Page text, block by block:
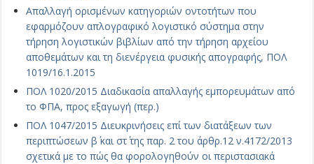
Απαλλαγή ορισμένων κατηγοριών οντοτήτων που
εφαρμόζουν απλογραφικό λογιστικό σύστημα στην
τήρηση λογιστικών βιβλίων από την τήρηση αρχείου
αποθεμάτων και τη διενέργεια φυσικής απογραφής, ΠΟΛ
1019/16.1.2015
ΠΟΛ 1020/2015 Διαδικασία απαλλαγής εμπορευμάτων από
το ΦΠΑ, προς εξαγωγή (περ.)
ΠΟΛ 1047/2015 Διευκρινήσεις επί των διατάξεων των
περιπτώσεων β΄ και στ΄ της παρ. 2 του άρθρ.12 ν.4172/2013
σχετικά με το πώς θα φορολογηθούν οι περιστασιακά